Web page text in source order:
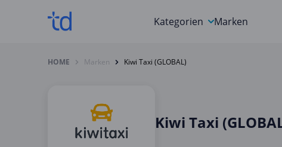
Kategorien
Auto, Motorrad & Werkzeuge
Computer & Elektronik
Marken
HOME Marken Kiwi Taxi (GLOBAL)
Kiwi Taxi